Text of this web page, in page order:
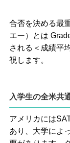
合否を決める最
エー）とは
される＜成績平
視します。
入学生の全米共
アメリカには
あり、大学によ